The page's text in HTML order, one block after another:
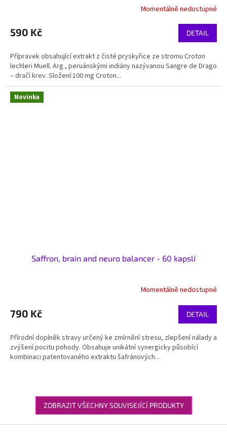
Momentálně nedostupné
590 Kč DETAIL
Přípravek obsahující extrakt z čisté pryskyřice ze stromu Croton
lechleri Muell. Arg., peruánskými indiány nazývanou Sangre de Drago
– dračí krev. Složení:100 mg Croton...
Novinka
Saffron, brain and neuro balancer - 60 kapslí
Momentálně nedostupné
790 Kč DETAIL
Přírodní doplněk stravy určený ke zmírnění stresu, zlepšení nálady a
zvýšení pocitu pohody. Obsahuje unikátní synergicky působící
kombinaci patentovaného extraktu šafránových...
ZOBRAZIT VŠECHNY SOUVISEJÍCÍ PRODUKTY